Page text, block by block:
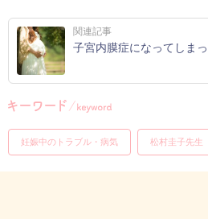
関連記事
子宮内膜症になってしま
妊娠中のトラブル・病気 松村圭子先生